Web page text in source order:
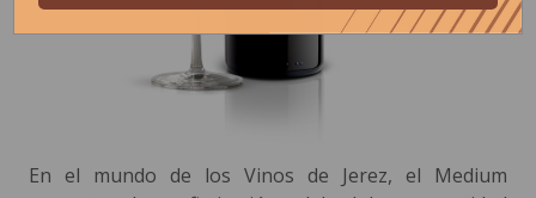
En el mundo de los Vinos de Jerez, el Medium